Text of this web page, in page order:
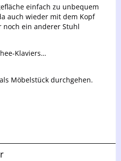
einfach zu unbequem
auch wieder mit dem Kopf
ein anderer Stuhl
Klaviers…
Möbelstück durchgehen.